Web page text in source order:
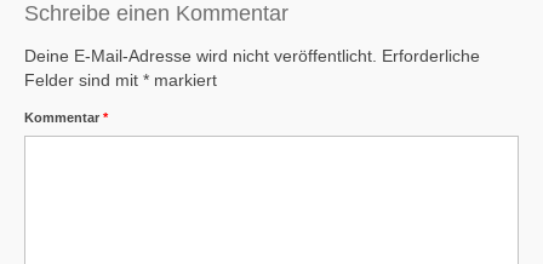
Schreibe einen Kommentar
Deine E-Mail-Adresse wird nicht veröffentlicht. Erforderliche
Felder sind mit * markiert
Kommentar *